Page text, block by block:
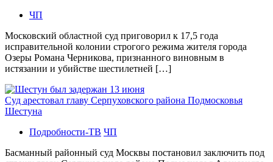
ЧП
Московский областной суд приговорил к 17,5 года
исправительной колонии строгого режима жителя города
Озеры Романа Черникова, признанного виновным в
истязании и убийстве шестилетней […]
Суд арестовал главу Серпуховского района Подмосковья
Шестуна
Подробности-ТВ ЧП
Басманный районный суд Москвы постановил заключить под